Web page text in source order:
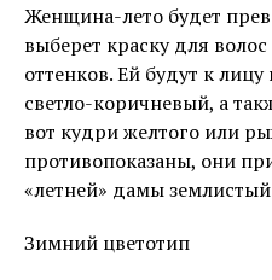
Женщина-лето будет
выберет краску для
оттенков. Ей будут к
светло-коричневый, а
вот кудри желтого или
противопоказаны, они
«летней» дамы землистый
Зимний цветотип